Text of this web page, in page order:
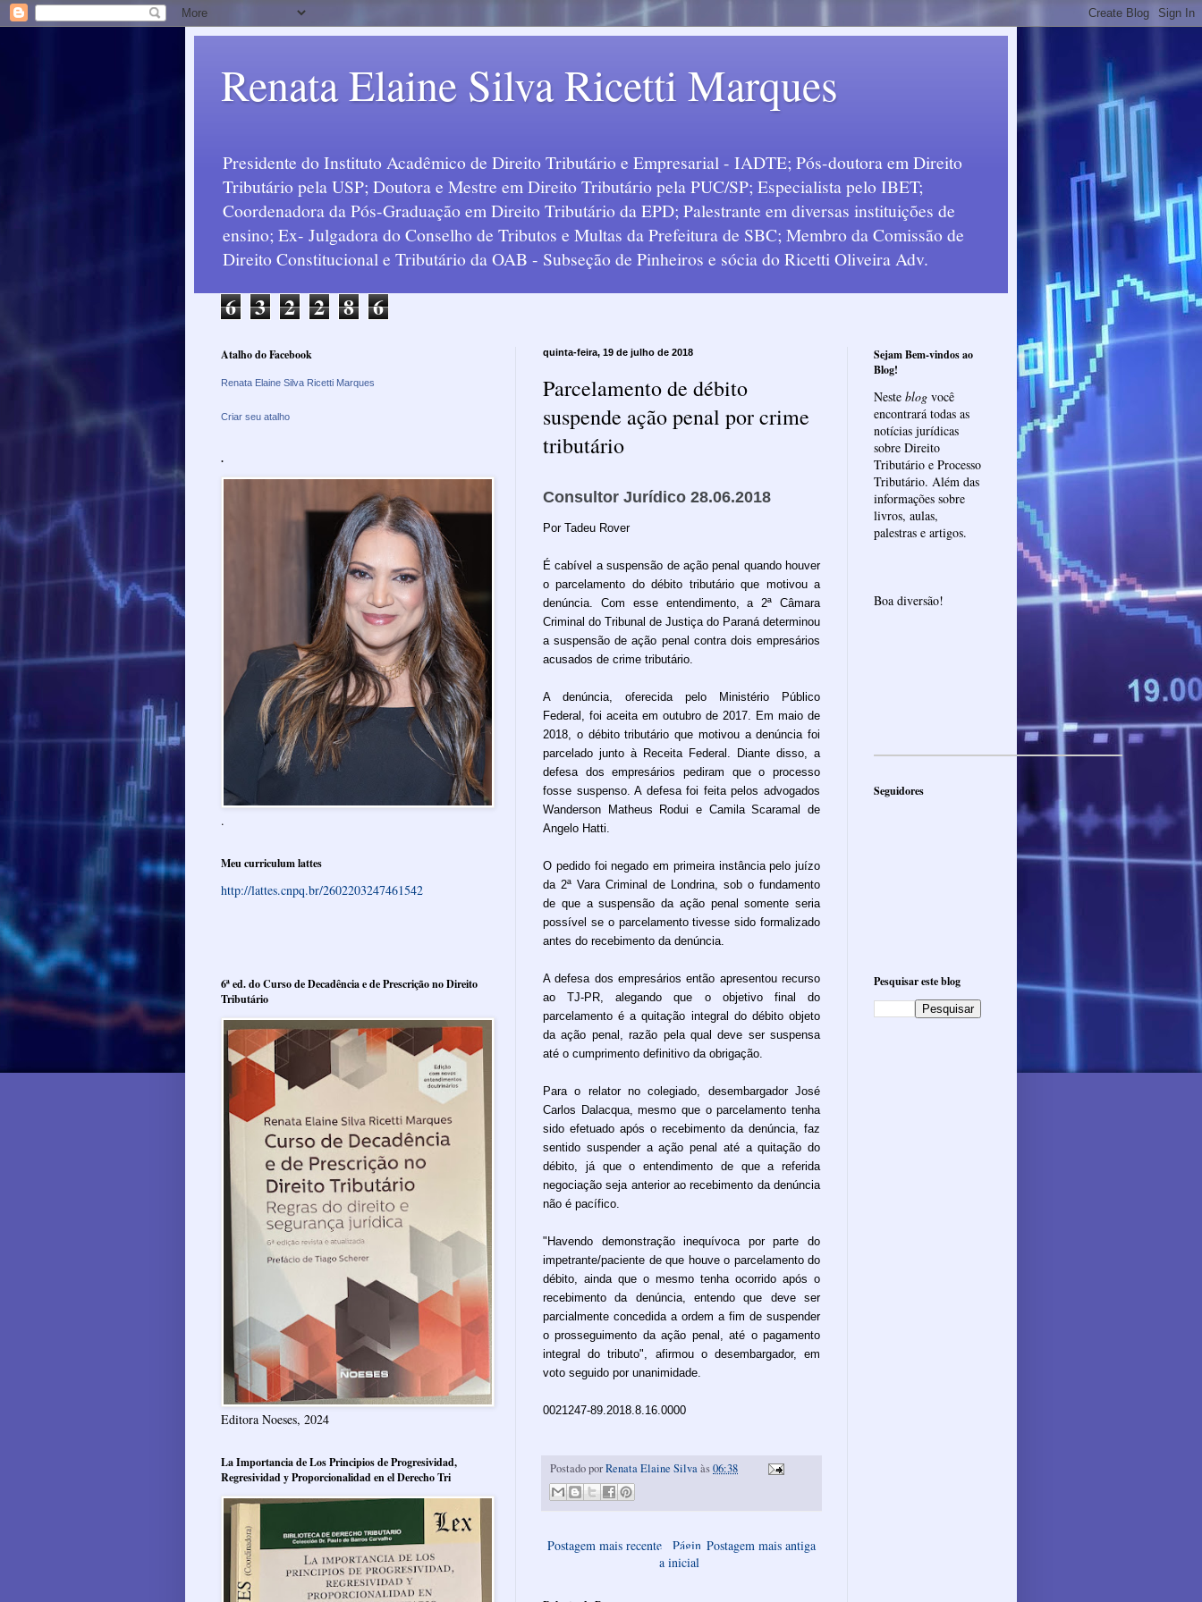
Renata Elaine Silva Ricetti Marques
Presidente do Instituto Acadêmico de Direito Tributário e Empresarial - IADTE; Pós-doutora em Direito
Tributário pela USP; Doutora e Mestre em Direito Tributário pela PUC/SP; Especialista pelo IBET;
Coordenadora da Pós-Graduação em Direito Tributário da EPD; Palestrante em diversas instituições de
ensino; Ex- Julgadora do Conselho de Tributos e Multas da Prefeitura de SBC; Membro da Comissão de
Direito Constitucional e Tributário da OAB - Subseção de Pinheiros e sócia do Ricetti Oliveira Adv.
6 3 2 2 8 6
quinta-feira, 19 de julho de 2018
Parcelamento de débito
suspende ação penal por crime
tributário
Consultor Jurídico 28.06.2018
Por Tadeu Rover
É cabível a suspensão de ação penal quando houver
o parcelamento do débito tributário que motivou a
denúncia. Com esse entendimento, a 2ª Câmara
Criminal do Tribunal de Justiça do Paraná determinou
a suspensão de ação penal contra dois empresários
acusados de crime tributário.
A denúncia, oferecida pelo Ministério Público
Federal, foi aceita em outubro de 2017. Em maio de
2018, o débito tributário que motivou a denúncia foi
parcelado junto à Receita Federal. Diante disso, a
defesa dos empresários pediram que o processo
fosse suspenso. A defesa foi feita pelos advogados
Wanderson Matheus Rodui e Camila Scaramal de
Angelo Hatti.
O pedido foi negado em primeira instância pelo juízo
da 2ª Vara Criminal de Londrina, sob o fundamento
de que a suspensão da ação penal somente seria
possível se o parcelamento tivesse sido formalizado
antes do recebimento da denúncia.
A defesa dos empresários então apresentou recurso
ao TJ-PR, alegando que o objetivo final do
parcelamento é a quitação integral do débito objeto
da ação penal, razão pela qual deve ser suspensa
até o cumprimento definitivo da obrigação.
Para o relator no colegiado, desembargador José
Carlos Dalacqua, mesmo que o parcelamento tenha
sido efetuado após o recebimento da denúncia, faz
sentido suspender a ação penal até a quitação do
débito, já que o entendimento de que a referida
negociação seja anterior ao recebimento da denúncia
não é pacífico.
"Havendo demonstração inequívoca por parte do
impetrante/paciente de que houve o parcelamento do
débito, ainda que o mesmo tenha ocorrido após o
recebimento da denúncia, entendo que deve ser
parcialmente concedida a ordem a fim de suspender
o prosseguimento da ação penal, até o pagamento
integral do tributo", afirmou o desembargador, em
voto seguido por unanimidade.
0021247-89.2018.8.16.0000
Postado porRenata Elaine Silvaàs06:38
Postagem mais recente Postagem mais antiga
Págin
a inicial
Atalho do Facebook
Renata Elaine Silva Ricetti Marques
Criar seu atalho
.
.
Meu curriculum lattes
http://lattes.cnpq.br/2602203247461542
6ª ed. do Curso de Decadência e de Prescrição no Direito
Tributário
Editora Noeses, 2024
La Importancia de Los Principios de Progresividad,
Regresividad y Proporcionalidad en el Derecho Tri
Sejam Bem-vindos ao
Blog!
Neste blog você
encontrará todas as
notícias jurídicas
sobre Direito
Tributário e Processo
Tributário. Além das
informações sobre
livros, aulas,
palestras e artigos.
Boa diversão!
Seguidores
Pesquisar este blog